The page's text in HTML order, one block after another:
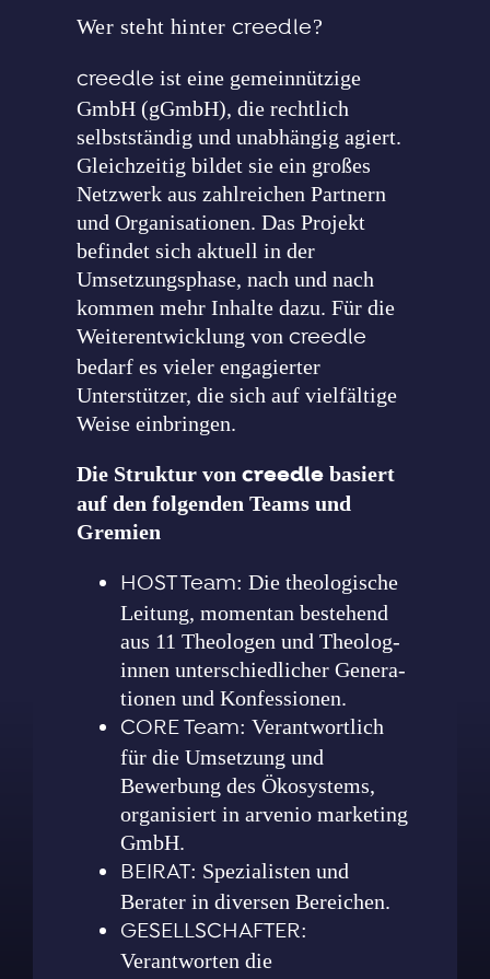
Wer steht hinter creedle?
creedle ist eine gemeinnützige
GmbH (gGmbH), die rechtlich
selbstständig und unabhängig agiert.
Gleichzeitig bildet sie ein großes
Netzwerk aus zahlreichen Partnern
und Organisationen. Das Projekt
befindet sich aktuell in der
Umsetzungsphase, nach und nach
kommen mehr Inhalte dazu. Für die
Weiterentwicklung von creedle
bedarf es vieler engagierter
Unterstützer, die sich auf vielfältige
Weise einbringen.
Die Struktur von creedlebasiert
auf den folgenden Teams und
Gremien
HOST Team: Die theo­lo­gische
Leitung, momentan beste­hend
aus 11 Theo­logen und Theo­log­
innen unter­schied­licher Gene­ra­
tionen und Kon­fes­sio­nen.
CORE Team: Verantwortlich
für die Umsetzung und
Bewerbung des Ökosystems,
organisiert in arvenio marketing
GmbH.
BEIRAT: Spe­zia­lis­ten und
Berater in diversen Berei­chen.
GESELLSCHAFTER:
Verantworten die